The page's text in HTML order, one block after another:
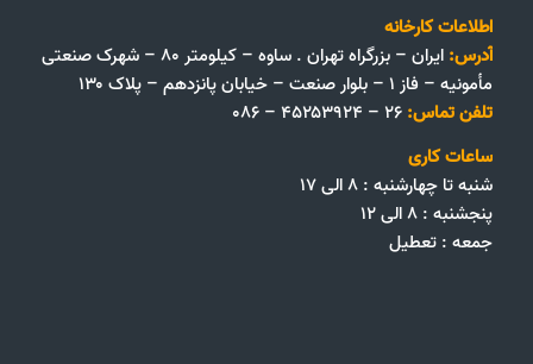
اطلاعات کارخانه
آدرس:
ایران – بزرگراه تهران . ساوه – کیلومتر ۸۰ – شهرک صنعتی
مأمونیه – فاز ۱ – بلوار صنعت – خیابان پانزدهم – پلاک ۱۳۰
تلفن تماس:
ساعات کاری
شنبه تا چهارشنبه : ۸ الی ۱۷
پنجشنبه : ۸ الی ۱۲
جمعه‌ :‌ تعطیل